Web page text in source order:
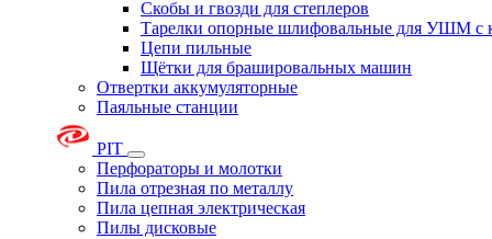
Скобы и гвозди для степлеров
Тарелки опорные шлифовальные для УШМ с
Цепи пильные
Щётки для брашировальных машин
Отвертки аккумуляторные
Паяльные станции
PIT
Перфораторы и молотки
Пила отрезная по металлу
Пила цепная электрическая
Пилы дисковые